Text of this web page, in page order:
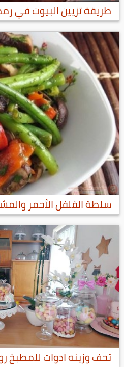
طريقة تزيين البيوت في
سلطة الفلفل الأحمر
تحف وزينه ادوات للمطبخ